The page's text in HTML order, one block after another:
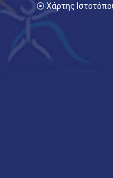
⦿ Χάρτης